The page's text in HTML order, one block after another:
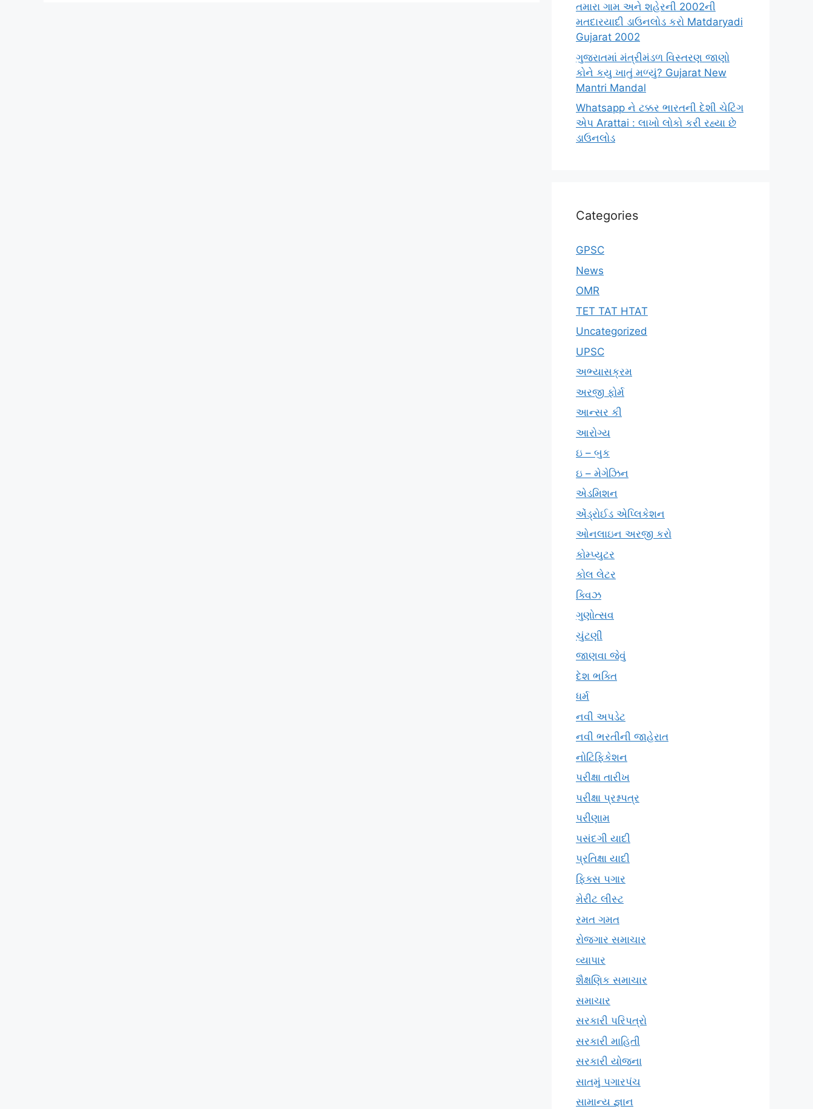
તમારા ગામ અને શહેરની 2002ની
મતદારયાદી ડાઉનલોડ કરો Matdaryadi
Gujarat 2002
ગુજરાતમાં મંત્રીમંડળ વિસ્તરણ જાણો
કોને કયુ ખાતું મળ્યું? Gujarat New
Mantri Mandal
Whatsapp ને ટક્કર ભારતની દેશી ચેટિંગ
એપ Arattai : લાખો લોકો કરી રહ્યા છે
ડાઉનલોડ
Categories
GPSC
News
OMR
TET TAT HTAT
Uncategorized
UPSC
અભ્યાસક્રમ
અરજી ફોર્મ
આન્સર કી
આરોગ્ય
ઇ – બુક
ઇ – મેગેઝિન
એડમિશન
એંડ્રોઈડ એપ્લિકેશન
ઓનલાઇન અરજી કરો
કોમ્પ્યુટર
કોલ લેટર
ક્વિઝ
ગુણોત્સવ
ચુંટણી
જાણવા જેવું
દેશ ભક્તિ
ધર્મ
નવી અપડેટ
નવી ભરતીની જાહેરાત
નોટિફિકેશન
પરીક્ષા તારીખ
પરીક્ષા પ્રશ્નપત્ર
પરીણામ
પસંદગી યાદી
પ્રતિક્ષા યાદી
ફિક્સ પગાર
મેરીટ લીસ્ટ
રમત ગમત
રોજગાર સમાચાર
વ્યાપાર
શૈક્ષણિક સમાચાર
સમાચાર
સરકારી પરિપત્રો
સરકારી માહિતી
સરકારી યોજના
સાતમું પગારપંચ
સામાન્ય જ્ઞાન